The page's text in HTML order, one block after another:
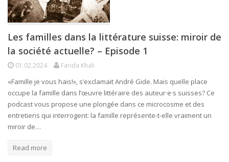
Les familles dans la littérature suisse: miroir de
la société actuelle? – Episode 1
01.02.2024 Farida Khali
«Famille je vous hais!», s’exclamait André Gide. Mais quelle place
occupe la famille dans l’œuvre littéraire des auteur·e·s suisses? Ce
podcast vous propose une plongée dans ce microcosme et des
entretiens qui interrogent: la famille représente-t-elle vraiment un
miroir de…
Read more